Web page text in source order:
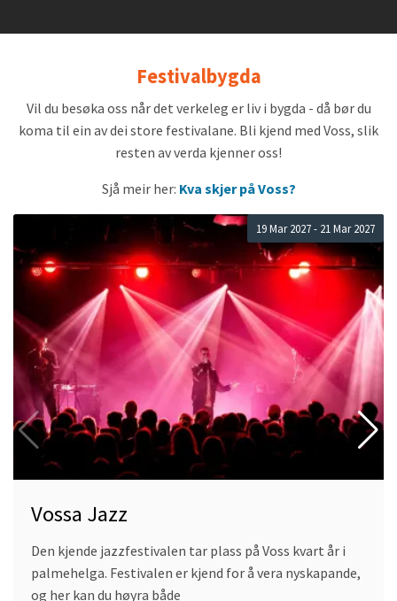
Festivalbygda
Vil du besøka oss når det verkeleg er liv i bygda - då bør du
koma til ein av dei store festivalane. Bli kjend med Voss, slik
resten av verda kjenner oss!
Sjå meir her: Kva skjer på Voss?
more
about
Vossa
Jazz
19 Mar 2027 - 21 Mar 2027
Vossa Jazz
Den kjende jazzfestivalen tar plass på Voss kvart år i
palmehelga. Festivalen er kjend for å vera nyskapande,
og her kan du høyra både